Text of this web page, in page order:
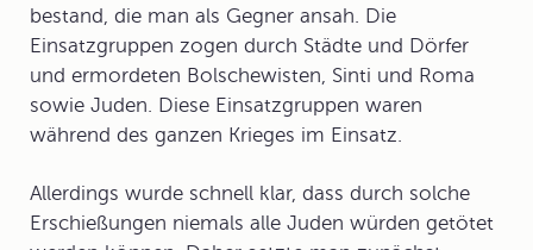
bestand, die man als Gegner ansah. Die
Einsatzgruppen zogen durch Städte und Dörfer
und ermordeten Bolschewisten, Sinti und Roma
sowie Juden. Diese Einsatzgruppen waren
während des ganzen Krieges im Einsatz.
Allerdings wurde schnell klar, dass durch solche
Erschießungen niemals alle Juden würden getötet